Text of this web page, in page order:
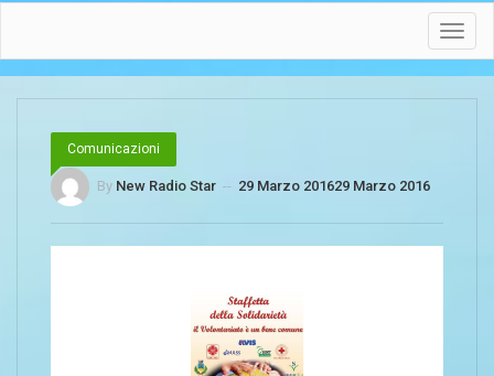
Comunicazioni
By New Radio Star -- 29 Marzo 201629 Marzo 2016